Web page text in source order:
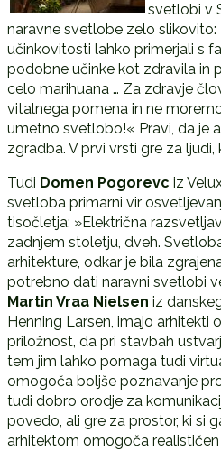
svetlobi v
naravne svetlobe zelo
učinkovitosti lahko primerjali s
podobne učinke kot zdravila in
celo marihuana … Za zdravje
vitalnega pomena in ne
umetno svetlobo!« Pravi, da je
zgradba. V prvi vrsti gre za
Tudi Domen Pogorevc iz
svetloba primarni vir
tisočletja: »Električna
zadnjem stoletju, dveh.
arhitekture, odkar je bila
potrebno dati naravni svetlobi
Martin Vraa Nielsen iz
Henning Larsen, imajo arhitekti
priložnost, da pri stavbah
tem jim lahko pomaga tudi
omogoča boljše poznavanje
tudi dobro orodje za
povedo, ali gre za prostor, ki si
arhitektom omogoča